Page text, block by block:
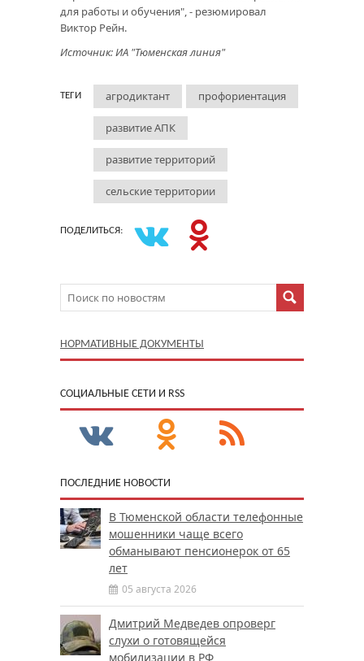
для работы и обучения", - резюмировал
Виктор Рейн.
Источник: ИА "Тюменская линия"
ТЕГИ агродиктант профориентация
развитие АПК
развитие территорий
сельские территории
ПОДЕЛИТЬСЯ:
НОРМАТИВНЫЕ ДОКУМЕНТЫ
CОЦИАЛЬНЫЕ СЕТИ И RSS
ПОСЛЕДНИЕ НОВОСТИ
В Тюменской области телефонные
мошенники чаще всего
обманывают пенсионерок от 65
лет
05 августа 2026
Дмитрий Медведев опроверг
слухи о готовящейся
мобилизации в РФ